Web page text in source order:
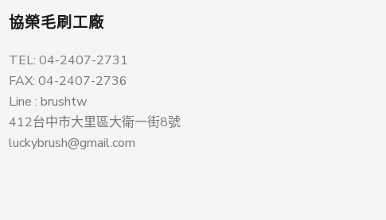
協榮毛刷工廠
TEL: 04-2407-2731
FAX: 04-2407-2736
Line : brushtw
412台中市大里區大衛一街8號
luckybrush@gmail.com